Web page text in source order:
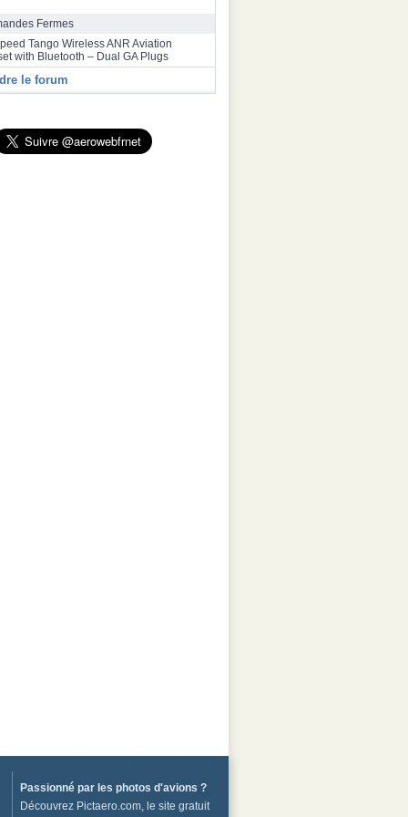
à Toulouse après un vol record de plus
depuis Melbourne
Fermes
Tango Wireless ANR Aviation
with Bluetooth – Dual GA Plugs
le forum
Passionné par les photos d'avions ?
Découvrez Pictaero.com, le site gratuit